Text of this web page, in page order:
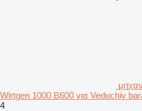
Wirtgen 1000 B600 για Veduchiy
4